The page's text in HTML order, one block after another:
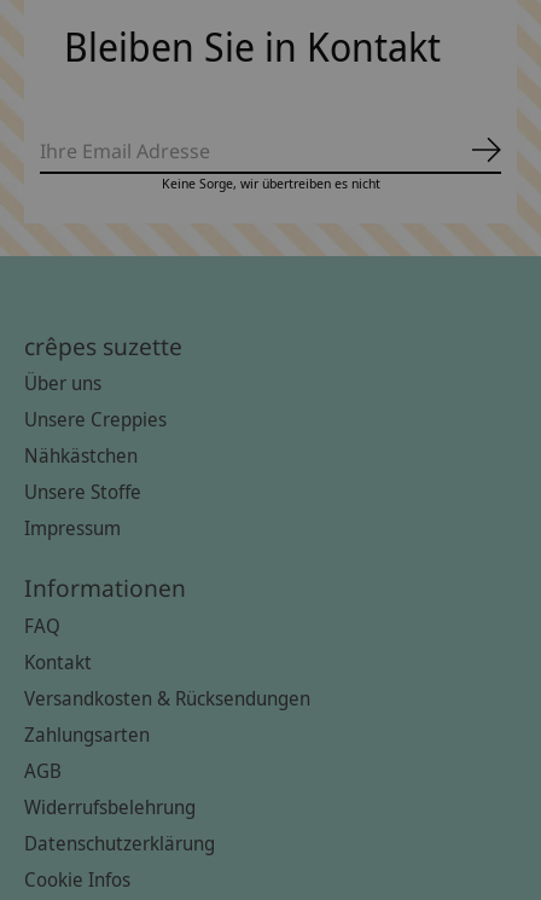
Bleiben Sie in Kontakt
Keine Sorge, wir übertreiben es nicht
crêpes suzette
Über uns
Unsere Creppies
Nähkästchen
Unsere Stoffe
Impressum
Informationen
FAQ
Kontakt
Versandkosten & Rücksendungen
Zahlungsarten
AGB
Widerrufsbelehrung
Datenschutzerklärung
Cookie Infos